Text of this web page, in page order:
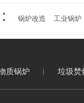
锅炉改造 工业锅炉
质锅炉 垃圾焚